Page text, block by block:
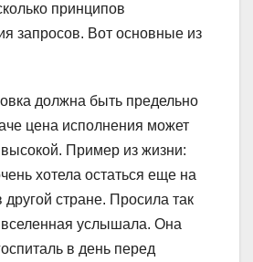
принципов
запросов. Вот основные из
должна быть предельно
цена исполнения может
высокой. Пример из жизни:
хотела остаться еще на
другой стране. Просила так
вселенная услышала. Она
в день перед